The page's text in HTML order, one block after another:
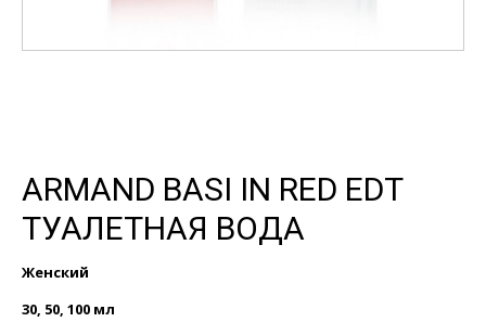
ARMAND BASI IN RED EDT
ТУАЛЕТНАЯ ВОДА
Женский
30, 50, 100 мл